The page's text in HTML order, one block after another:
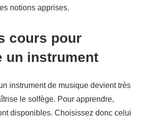
notions apprises.
cours pour
un instrument
instrument de musique devient très
le solfège. Pour apprendre,
disponibles. Choisissez donc celui